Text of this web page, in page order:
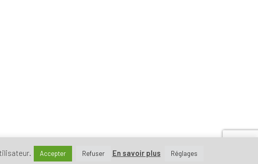
Accepter Refuser En savoir plus Réglages